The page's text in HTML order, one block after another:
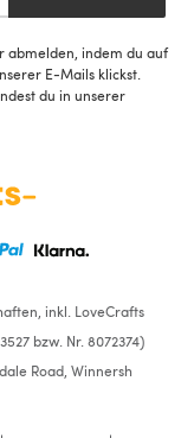
abmelden, indem du auf
E-Mails klickst.
du in unserer
inkl. LoveCrafts
bzw. Nr. 8072374)
Road, Winnersh